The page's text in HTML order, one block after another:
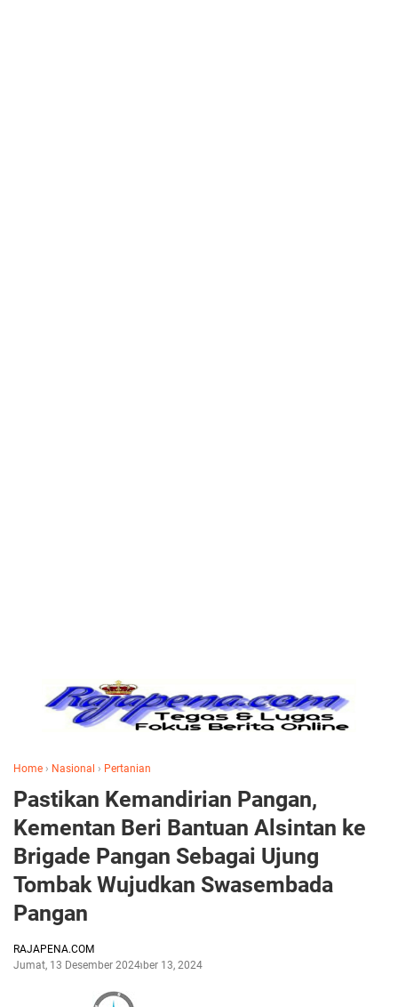
Home › Nasional › Pertanian
Pastikan Kemandirian Pangan,
Kementan Beri Bantuan Alsintan ke
Brigade Pangan Sebagai Ujung
Tombak Wujudkan Swasembada
Pangan
RAJAPENA.COM
Jumat, 13 Desember 2024Desember 13, 2024